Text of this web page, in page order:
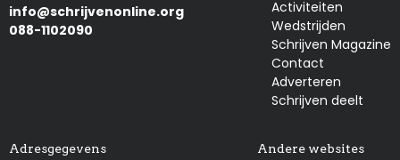
info@schrijvenonline.org
088-1102090
Activiteiten
Wedstrijden
Schrijven Magazine
Contact
Adverteren
Schrijven deelt
Adresgegevens Andere websites